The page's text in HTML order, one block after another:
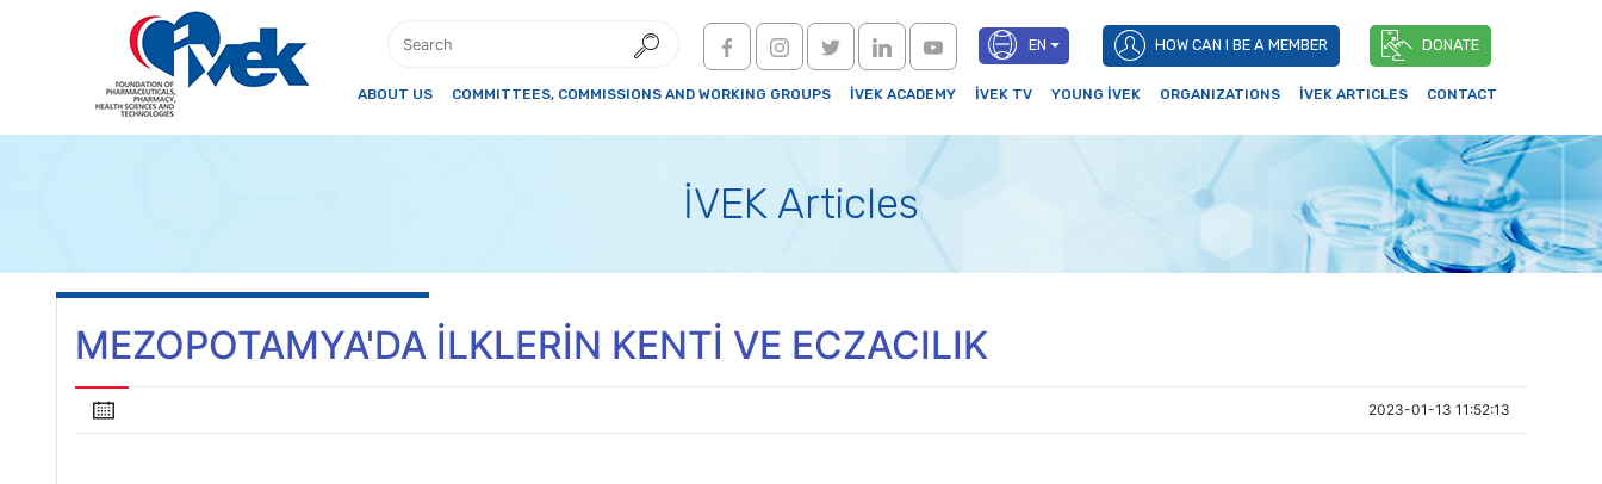
EN HOW CAN I BE A MEMBER DONATE
ABOUT US COMMITTEES, COMMISSIONS AND WORKING GROUPS İVEK ACADEMY İVEK TV YOUNG İVEK ORGANIZATIONS İVEK ARTICLES CONTACT
İVEK Articles
MEZOPOTAMYA'DA İLKLERİN KENTİ VE ECZACILIK
2023-01-13 11:52:13